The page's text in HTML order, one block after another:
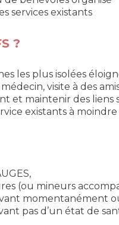
services existants
?
les plus isolées
visite à des
et maintenir des liens
existants à
(ou mineurs
momentanément
pas d’un état de